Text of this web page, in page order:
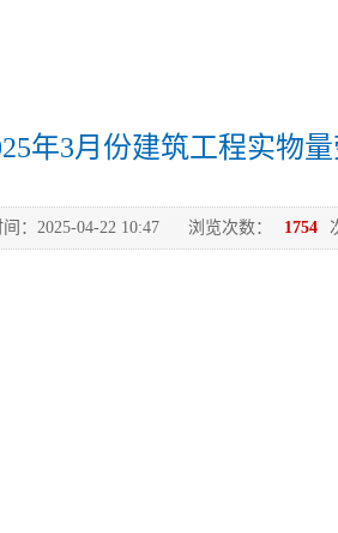
年3月份建筑工程实物
：2025-04-22 10:47 浏览次数： 1754